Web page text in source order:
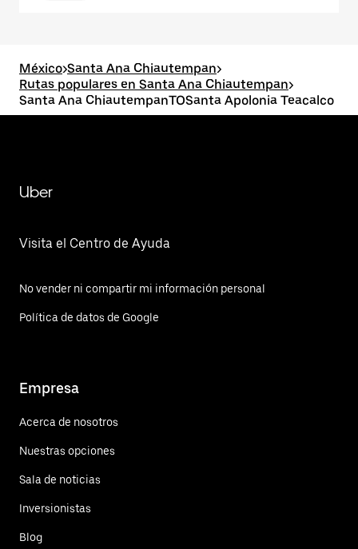
México>Santa Ana Chiautempan>
Rutas populares en Santa Ana Chiautempan>
Santa Ana ChiautempanTOSanta Apolonia Teacalco
Uber
Visita el Centro de Ayuda
No vender ni compartir mi información personal
Política de datos de Google
Empresa
Acerca de nosotros
Nuestras opciones
Sala de noticias
Inversionistas
Blog